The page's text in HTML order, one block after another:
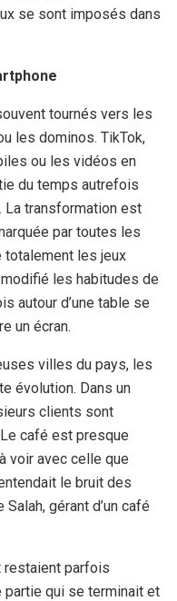
se sont imposés dans
tournés vers les
les dominos. TikTok,
ou les vidéos en
du temps autrefois
transformation est
par toutes les
totalement les jeux
les habitudes de
autour d’une table se
un écran.
villes du pays, les
évolution. Dans un
clients sont
café est presque
voir avec celle que
le bruit des
gérant d’un café
restaient parfois
partie qui se terminait et